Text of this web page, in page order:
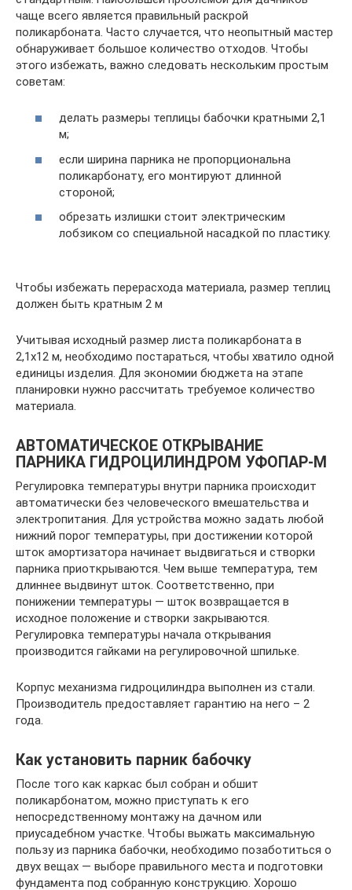
чаще всего является правильный раскрой
поликарбоната. Часто случается, что неопытный мастер
обнаруживает большое количество отходов. Чтобы
этого избежать, важно следовать нескольким простым
советам:
делать размеры теплицы бабочки кратными 2,1
м;
если ширина парника не пропорциональна
поликарбонату, его монтируют длинной
стороной;
обрезать излишки стоит электрическим
лобзиком со специальной насадкой по пластику.
Чтобы избежать перерасхода материала, размер теплиц
должен быть кратным 2 м
Учитывая исходный размер листа поликарбоната в
2,1х12 м, необходимо постараться, чтобы хватило одной
единицы изделия. Для экономии бюджета на этапе
планировки нужно рассчитать требуемое количество
материала.
АВТОМАТИЧЕСКОЕ ОТКРЫВАНИЕ
ПАРНИКА ГИДРОЦИЛИНДРОМ УФОПАР-М
Регулировка температуры внутри парника происходит
автоматически без человеческого вмешательства и
электропитания. Для устройства можно задать любой
нижний порог температуры, при достижении которой
шток амортизатора начинает выдвигаться и створки
парника приоткрываются. Чем выше температура, тем
длиннее выдвинут шток. Соответственно, при
понижении температуры — шток возвращается в
исходное положение и створки закрываются.
Регулировка температуры начала открывания
производится гайками на регулировочной шпильке.
Корпус механизма гидроцилиндра выполнен из стали.
Производитель предоставляет гарантию на него – 2
года.
Как установить парник бабочку
После того как каркас был собран и обшит
поликарбонатом, можно приступать к его
непосредственному монтажу на дачном или
приусадебном участке. Чтобы выжать максимальную
пользу из парника бабочки, необходимо позаботиться о
двух вещах — выборе правильного места и подготовки
фундамента под собранную конструкцию. Хорошо